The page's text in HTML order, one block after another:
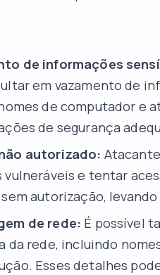
de informações
em vazamento de
de computador e
de segurança
autorizado:
vulneráveis e tentar
autorização,
de rede: É possível
da rede, incluindo
Esses detalhes